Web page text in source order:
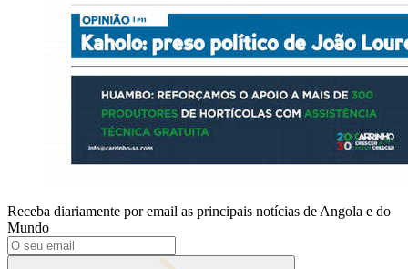
Receba diariamente por email as principais notícias de Angola e do
Mundo